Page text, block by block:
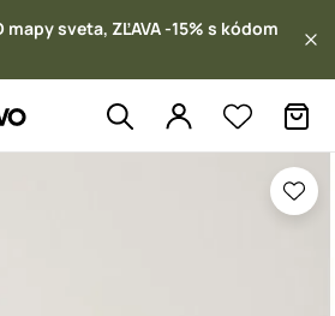
sveta, ZĽAVA -15% s kódom